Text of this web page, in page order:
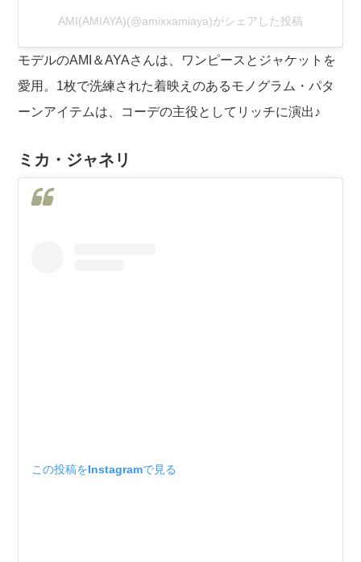
AMI(AMIAYA)(@amixxamiaya)がシェアした投稿
モデルのAMI＆AYAさんは、ワンピースとジャケットを
愛用。1枚で洗練された着映えのあるモノグラム・パタ
ーンアイテムは、コーデの主役としてリッチに演出♪
ミカ・ジャネリ
この投稿をInstagramで見る